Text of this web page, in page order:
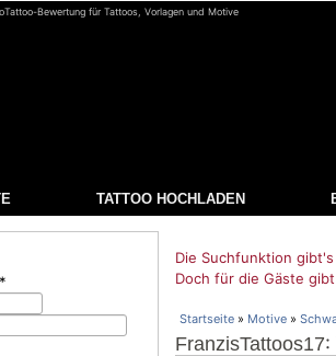
Tattoo-Bewertung für Tattoos, Vorlagen und Motive
TATTOO HOCHLADEN
*
Die Suchfunktion
Doch für die Gäste
Startseite » Motive »
FranzisTattoos17: